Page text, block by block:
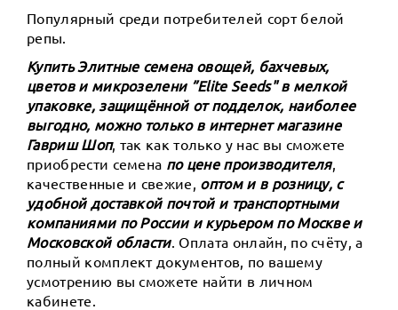
Популярный среди потребителей сорт белой
репы.
Купить Элитные семена овощей, бахчевых,
цветов и микрозелени ”Elite Seeds" в мелкой
упаковке, защищённой от подделок, наиболее
выгодно, можно только в интернет магазине
Гавриш Шоп, так как только у нас вы сможете
приобрести семена по цене производителя,
качественные и свежие, оптом и в розницу, с
удобной доставкой почтой и транспортными
компаниями по России и курьером по Москве и
Московской области. Оплата онлайн, по счёту, а
полный комплект документов, по вашему
усмотрению вы сможете найти в личном
кабинете.